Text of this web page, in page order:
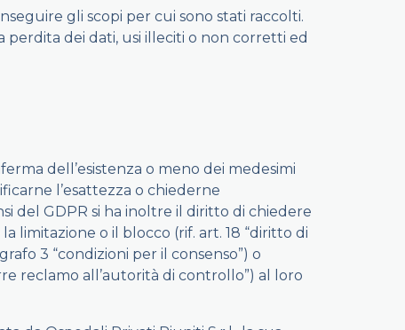
gli scopi per cui sono stati raccolti.
perdita dei dati, usi illeciti o non corretti ed
dell’esistenza o meno dei medesimi
l’esattezza o chiederne
del GDPR si ha inoltre il diritto di chiedere
limitazione o il blocco (rif. art. 18 “diritto di
3 “condizioni per il consenso”) o
reclamo all’autorità di controllo”) al loro